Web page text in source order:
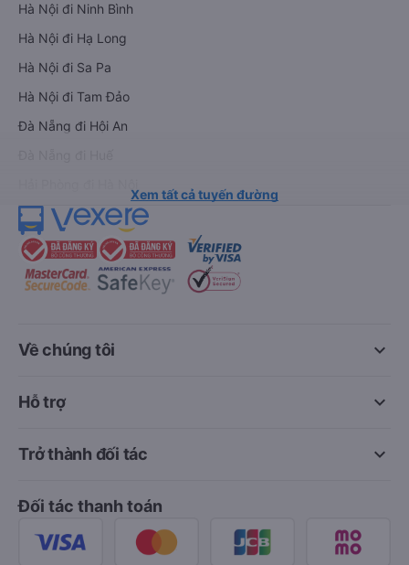
Hà Nội đi Ninh Bình
Hà Nội đi Hạ Long
Hà Nội đi Sa Pa
Hà Nội đi Tam Đảo
Đà Nẵng đi Hội An
Xem tất cả tuyến đường
keyboard_arrow_down
Về chúng tôi
keyboard_arrow_down
Hỗ trợ
keyboard_arrow_down
Trở thành đối tác
Đối tác thanh toán